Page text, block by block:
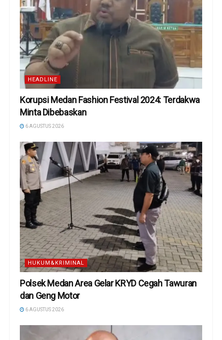
HEADLINE
Korupsi Medan Fashion Festival 2024: Terdakwa
Minta Dibebaskan
6 AGUSTUS 2026
HUKUM&KRIMINAL
Polsek Medan Area Gelar KRYD Cegah Tawuran
dan Geng Motor
6 AGUSTUS 2026